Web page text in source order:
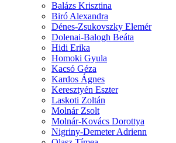
Balázs Krisztina
Biró Alexandra
Dénes-Zsukovszky Elemér
Dolenai-Balogh Beáta
Hidi Erika
Homoki Gyula
Kacsó Géza
Kardos Ágnes
Keresztyén Eszter
Laskoti Zoltán
Molnár Zsolt
Molnár-Kovács Dorottya
Nigriny-Demeter Adrienn